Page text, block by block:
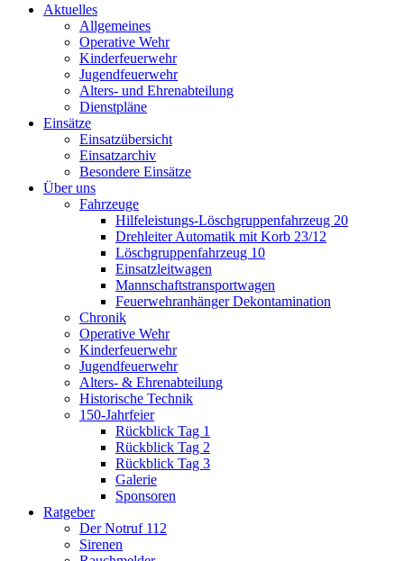
Aktuelles
Allgemeines
Operative Wehr
Kinderfeuerwehr
Jugendfeuerwehr
Alters- und Ehrenabteilung
Dienstpläne
Einsätze
Einsatzübersicht
Einsatzarchiv
Besondere Einsätze
Über uns
Fahrzeuge
Hilfeleistungs-Löschgruppenfahrzeug 20
Drehleiter Automatik mit Korb 23/12
Löschgruppenfahrzeug 10
Einsatzleitwagen
Mannschaftstransportwagen
Feuerwehranhänger Dekontamination
Chronik
Operative Wehr
Kinderfeuerwehr
Jugendfeuerwehr
Alters- & Ehrenabteilung
Historische Technik
150-Jahrfeier
Rückblick Tag 1
Rückblick Tag 2
Rückblick Tag 3
Galerie
Sponsoren
Ratgeber
Der Notruf 112
Sirenen